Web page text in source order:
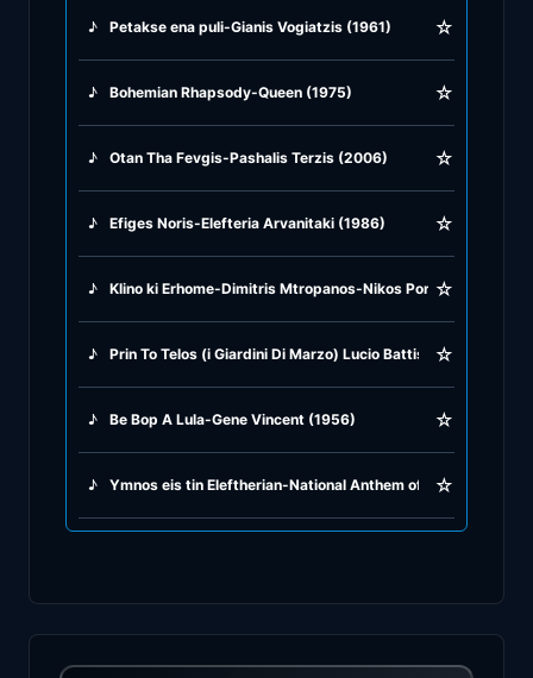
♪ Petakse ena puli-Gianis Vogiatzis (1961) ☆
♪ Bohemian Rhapsody-Queen (1975) ☆
♪ Otan Tha Fevgis-Pashalis Terzis (2006) ☆
♪ Efiges Noris-Elefteria Arvanitaki (1986) ☆
♪ Klino ki Erhome-Dimitris Mtropanos-Nikos Portokaloglu
☆
♪ Prin To Telos (i Giardini Di Marzo) Lucio Battisti & Vasilis
☆
♪ Be Bop A Lula-Gene Vincent (1956) ☆
♪ Ymnos eis tin Eleftherian-National Anthem of Greece &
☆